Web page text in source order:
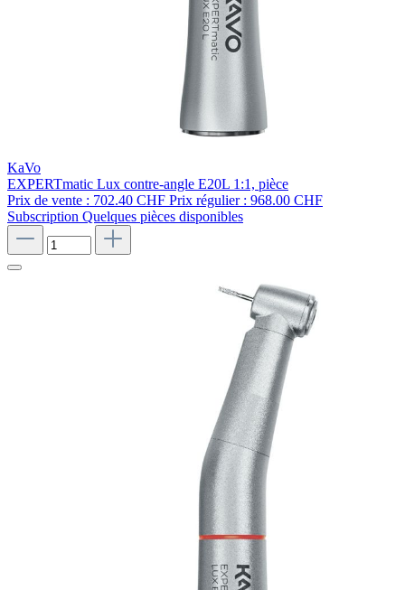
KaVo
EXPERTmatic Lux contre-angle E20L 1:1, pièce
Prix de vente : 702.40 CHF Prix régulier : 968.00 CHF
Subscription Quelques pièces disponibles